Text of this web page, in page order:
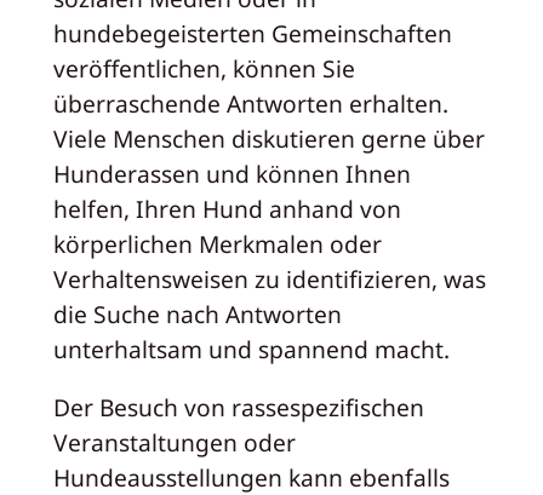
hundebegeisterten Gemeinschaften
veröffentlichen, können Sie
überraschende Antworten erhalten.
Viele Menschen diskutieren gerne über
Hunderassen und können Ihnen
helfen, Ihren Hund anhand von
körperlichen Merkmalen oder
Verhaltensweisen zu identifizieren, was
die Suche nach Antworten
unterhaltsam und spannend macht.
Der Besuch von rassespezifischen
Veranstaltungen oder
Hundeausstellungen kann ebenfalls